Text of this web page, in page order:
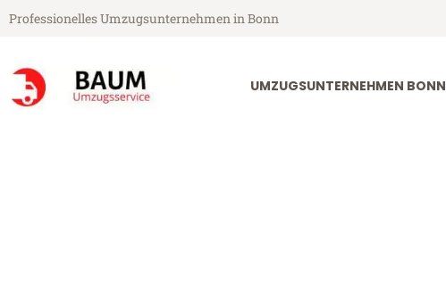
Professionelles Umzugsunternehmen in Bonn
UMZUGSUNTERNEHMEN BONN